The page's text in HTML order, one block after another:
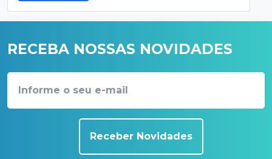
RECEBA NOSSAS NOVIDADES
Receber Novidades